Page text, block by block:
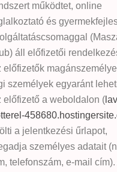
működtet, online
és
áll előfizetői
előfizetők
személyek egyaránt
előfizető a weboldalon (
a jelentkezési űrlapot,
személyes adatait
telefonszám, e-mail cím).